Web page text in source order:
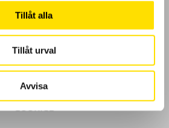
Tillåt alla
Tillåt urval
Avvisa
GDPR
Köpvillkor
Cookies